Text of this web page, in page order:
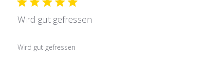
Wird gut gefressen
Wird gut gefressen